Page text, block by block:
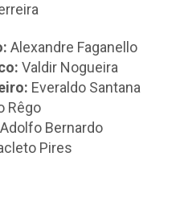
Alexandre Faganello
Valdir Nogueira
Everaldo Santana
Rêgo
Adolfo Bernardo
Pires